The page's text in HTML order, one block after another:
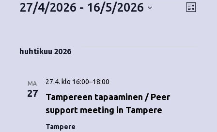
NT
L
27/4/2026 - 16/5/2026
i
huhtikuu 2026
MA
27
Tampereen tapaaminen / Peer
support meeting in Tampere
27.4. klo 16:00–18:00
Tampere